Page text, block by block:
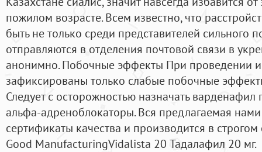
пожилом возрасте. Всем известно, что
быть не только среди представителей сильного
отправляются в отделения почтовой связи в
анонимно. Побочные эффекты При проведении
зафиксированы только слабые побочные
Следует с осторожностью назначать
альфа-адреноблокаторы. Вся предлагаемая
сертификаты качества и производится в
Good ManufacturingVidalista 20 Тадалафил 20 мг.